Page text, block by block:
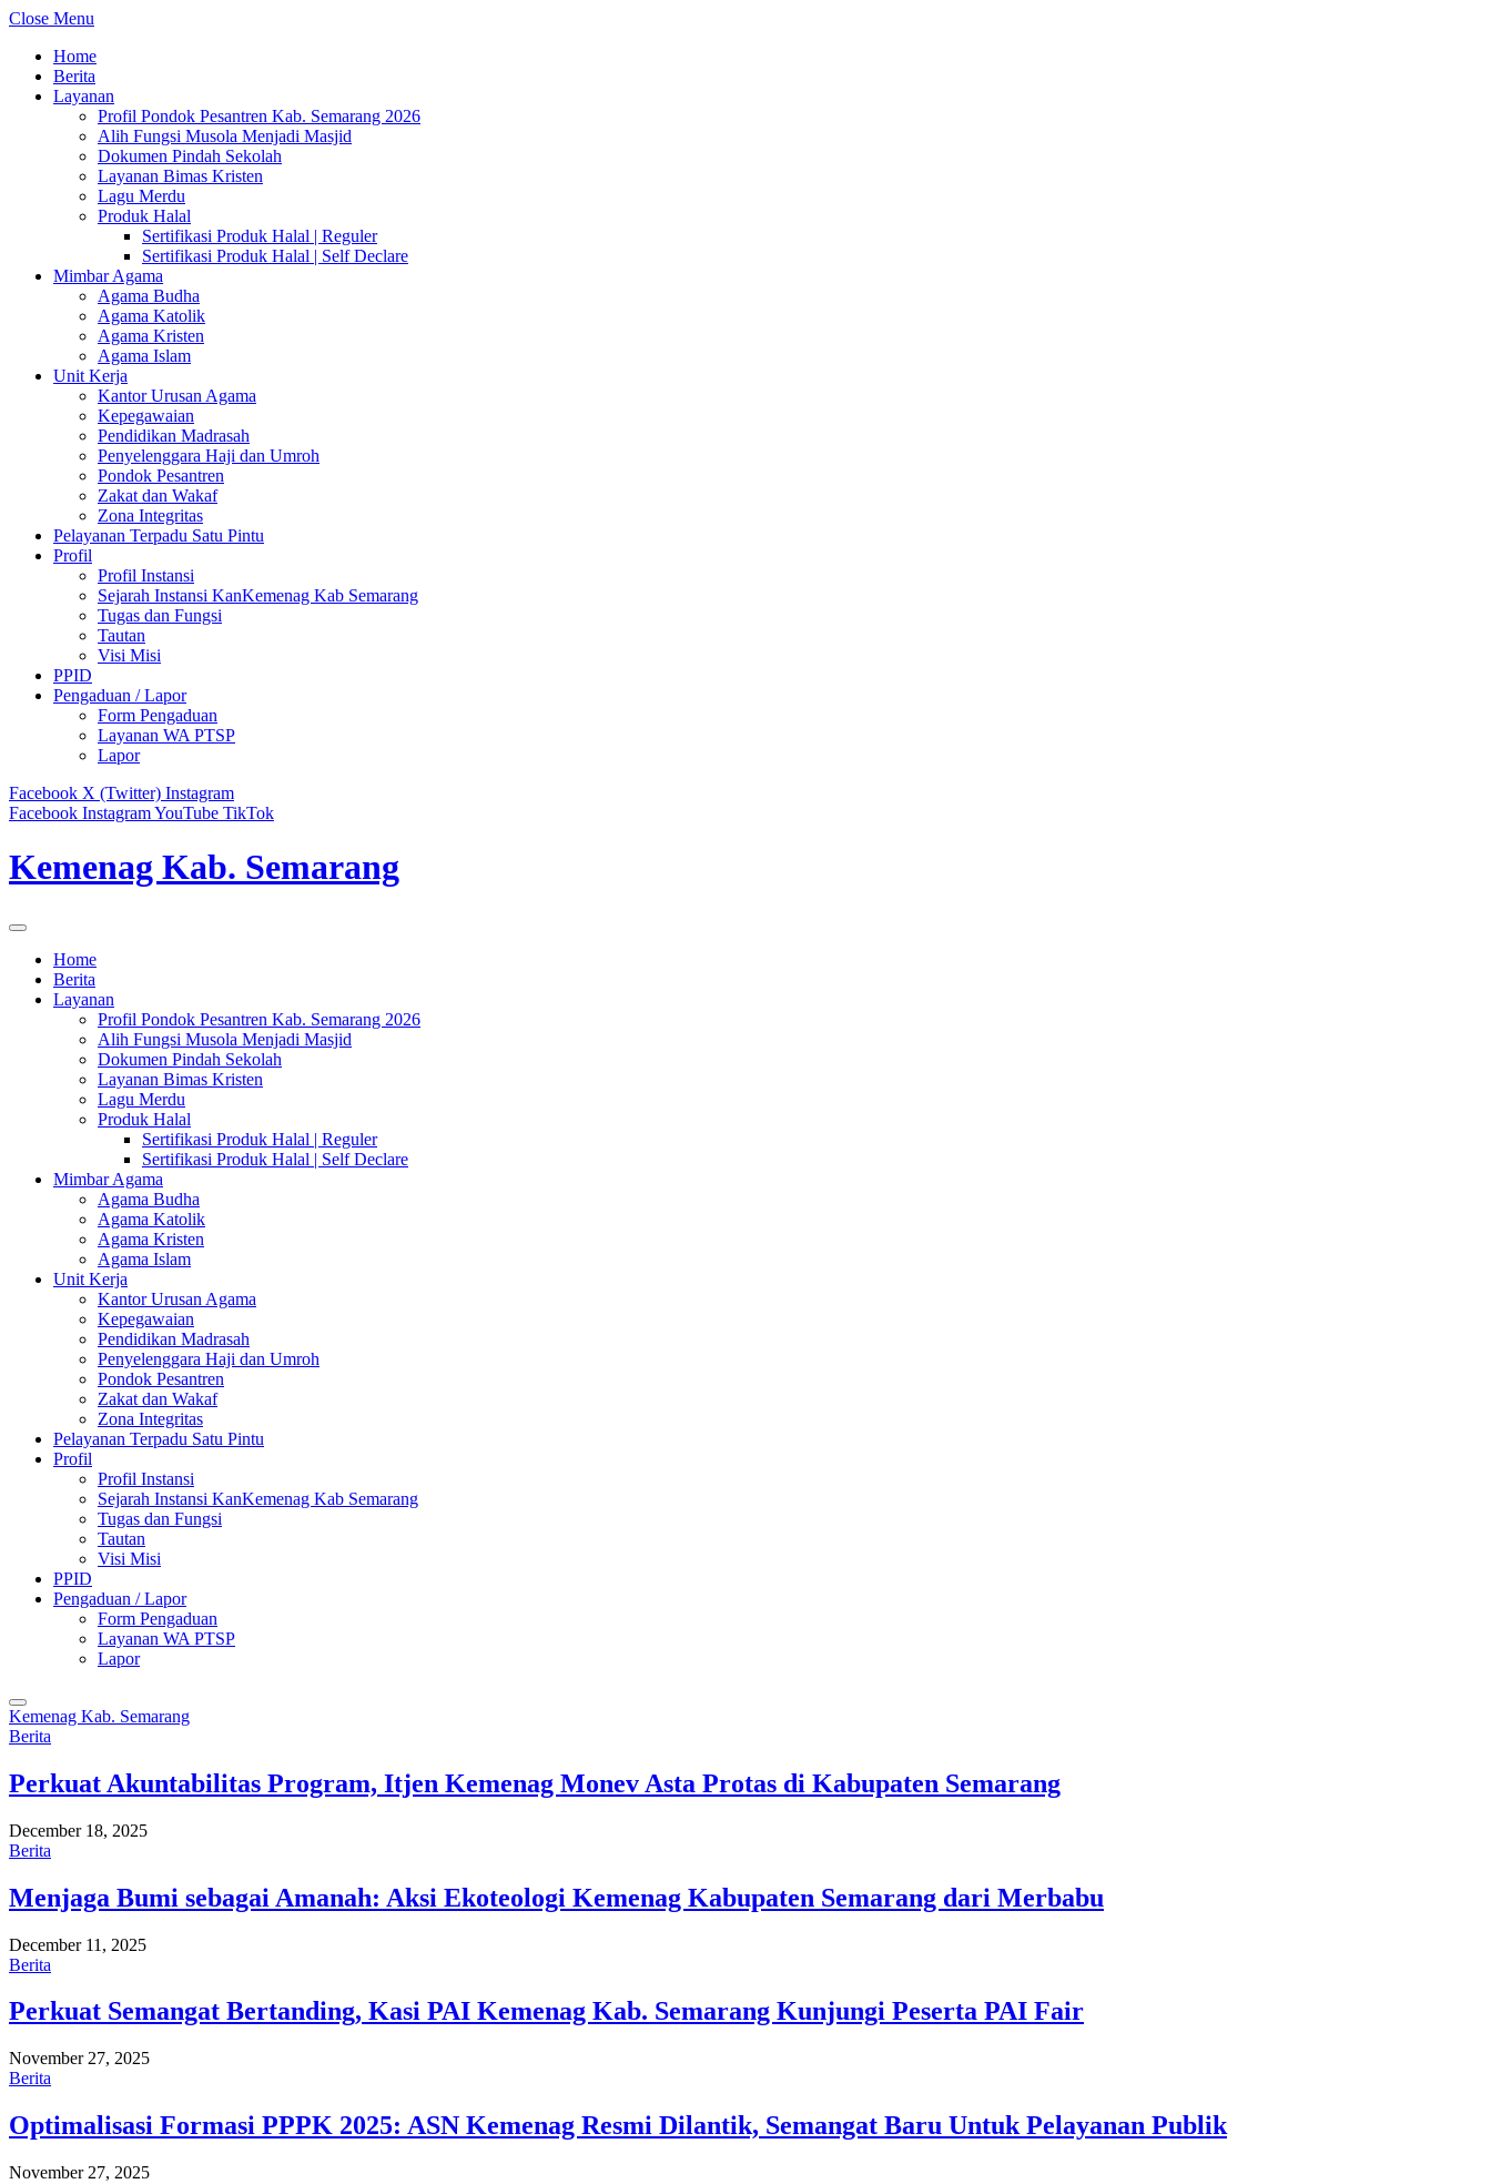
Close Menu
Home
Berita
Layanan
Profil Pondok Pesantren Kab. Semarang 2026
Alih Fungsi Musola Menjadi Masjid
Dokumen Pindah Sekolah
Layanan Bimas Kristen
Lagu Merdu
Produk Halal
Sertifikasi Produk Halal | Reguler
Sertifikasi Produk Halal | Self Declare
Mimbar Agama
Agama Budha
Agama Katolik
Agama Kristen
Agama Islam
Unit Kerja
Kantor Urusan Agama
Kepegawaian
Pendidikan Madrasah
Penyelenggara Haji dan Umroh
Pondok Pesantren
Zakat dan Wakaf
Zona Integritas
Pelayanan Terpadu Satu Pintu
Profil
Profil Instansi
Sejarah Instansi KanKemenag Kab Semarang
Tugas dan Fungsi
Tautan
Visi Misi
PPID
Pengaduan / Lapor
Form Pengaduan
Layanan WA PTSP
Lapor
Facebook X (Twitter) Instagram
Facebook InstagramYouTube TikTok
Kemenag Kab. Semarang
Home
Berita
Layanan
Profil Pondok Pesantren Kab. Semarang 2026
Alih Fungsi Musola Menjadi Masjid
Dokumen Pindah Sekolah
Layanan Bimas Kristen
Lagu Merdu
Produk Halal
Sertifikasi Produk Halal | Reguler
Sertifikasi Produk Halal | Self Declare
Mimbar Agama
Agama Budha
Agama Katolik
Agama Kristen
Agama Islam
Unit Kerja
Kantor Urusan Agama
Kepegawaian
Pendidikan Madrasah
Penyelenggara Haji dan Umroh
Pondok Pesantren
Zakat dan Wakaf
Zona Integritas
Pelayanan Terpadu Satu Pintu
Profil
Profil Instansi
Sejarah Instansi KanKemenag Kab Semarang
Tugas dan Fungsi
Tautan
Visi Misi
PPID
Pengaduan / Lapor
Form Pengaduan
Layanan WA PTSP
Lapor
Kemenag Kab. Semarang
Berita
Perkuat Akuntabilitas Program, Itjen Kemenag Monev Asta Protas di Kabupaten Semarang
December 18, 2025
Berita
Menjaga Bumi sebagai Amanah: Aksi Ekoteologi Kemenag Kabupaten Semarang dari Merbabu
December 11, 2025
Berita
Perkuat Semangat Bertanding, Kasi PAI Kemenag Kab. Semarang Kunjungi Peserta PAI Fair
November 27, 2025
Berita
Optimalisasi Formasi PPPK 2025: ASN Kemenag Resmi Dilantik, Semangat Baru Untuk Pelayanan Publik
November 27, 2025